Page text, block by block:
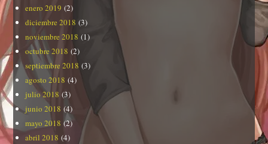
enero 2019 (2)
diciembre 2018 (3)
noviembre 2018 (1)
octubre 2018 (2)
septiembre 2018 (3)
agosto 2018 (4)
julio 2018 (3)
junio 2018 (4)
mayo 2018 (2)
abril 2018 (4)